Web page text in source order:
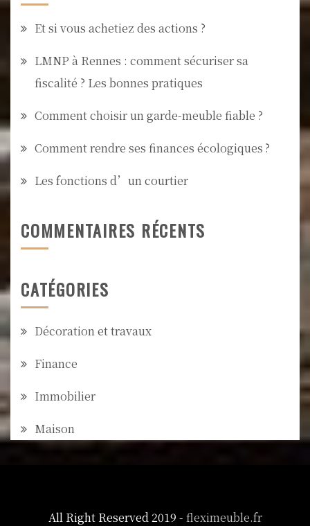
Et si vous achetiez des actions ?
LMNP à Rennes : comment sécuriser sa
fiscalité ? Les bonnes pratiques
Comment choisir un garde-meuble fiable ?
Comment rendre ses finances écologiques ?
Les fonctions d’un courtier
COMMENTAIRES RÉCENTS
CATÉGORIES
Décoration et travaux
Finance
Immobilier
Maison
All Right Reserved 2019 - fleximeuble.fr